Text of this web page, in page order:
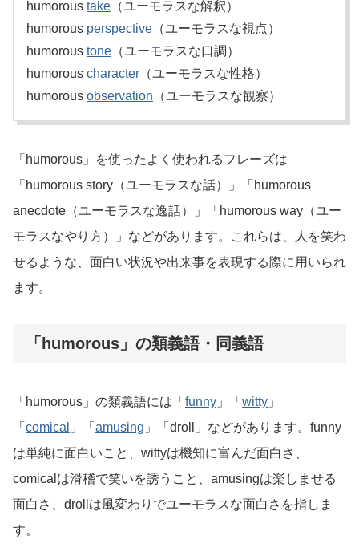
humorous take （ユーモラスな解釈）
humorous perspective （ユーモラスな視点）
humorous tone （ユーモラスな口調）
humorous character （ユーモラスな性格）
humorous observation （ユーモラスな観察）
「humorous」を使ったよく使われるフレーズは
「humorous story（ユーモラスな話）」「humorous
anecdote（ユーモラスな逸話）」「humorous way（ユー
モラスなやり方）」などがあります。これらは、人を笑わ
せるような、面白い状況や出来事を表現する際に用いられ
ます。
「humorous」の類義語・同義語
「humorous」の類義語には「 funny 」「 witty 」
「 comical 」「 amusing 」「droll」などがあります。funny
は単純に面白いこと、wittyは機知に富んだ面白さ、
comicalは滑稽で笑いを誘うこと、amusingは楽しませる
面白さ、drollは風変わりでユーモラスな面白さを指しま
す。